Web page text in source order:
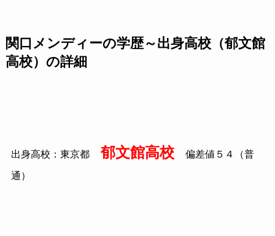
関口メンディーの学歴～出身高校（郁文館
高校）の詳細
出身高校：東京都 郁文館高校 偏差値５４（普
通）